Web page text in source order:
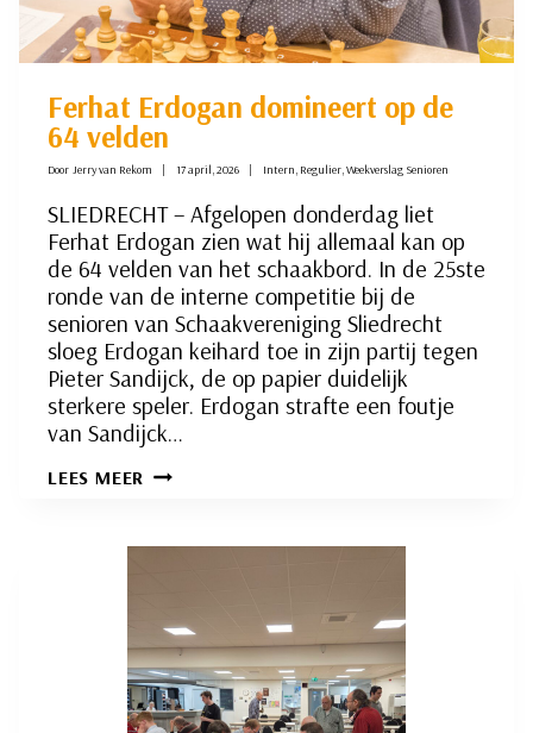
Ferhat Erdogan domineert op de
64 velden
Door Jerry van Rekom 17 april, 2026 Intern, Regulier,Weekverslag Senioren
SLIEDRECHT – Afgelopen donderdag liet
Ferhat Erdogan zien wat hij allemaal kan op
de 64 velden van het schaakbord. In de 25ste
ronde van de interne competitie bij de
senioren van Schaakvereniging Sliedrecht
sloeg Erdogan keihard toe in zijn partij tegen
Pieter Sandijck, de op papier duidelijk
sterkere speler. Erdogan strafte een foutje
van Sandijck…
LEES MEER FERHAT